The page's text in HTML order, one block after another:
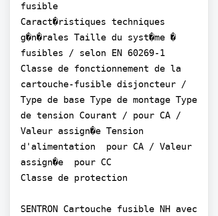
fusible
Caract�ristiques techniques
g�n�rales Taille du syst�me �
fusibles / selon EN 60269-1
Classe de fonctionnement de la
cartouche-fusible disjoncteur /
Type de base Type de montage Type
de tension Courant / pour CA /
Valeur assign�e Tension
d'alimentation  pour CA / Valeur
assign�e  pour CC
Classe de protection
SENTRON Cartouche fusible NH avec